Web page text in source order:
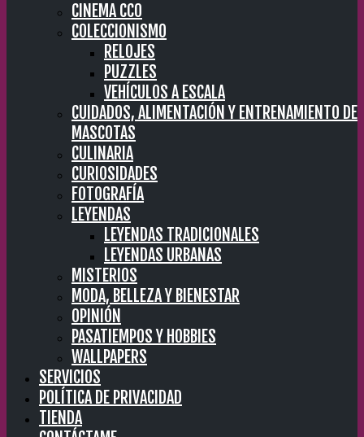
CINEMA CC0
COLECCIONISMO
RELOJES
PUZZLES
VEHÍCULOS A ESCALA
CUIDADOS, ALIMENTACIÓN Y ENTRENAMIENTO DE
MASCOTAS
CULINARIA
CURIOSIDADES
FOTOGRAFÍA
LEYENDAS
LEYENDAS TRADICIONALES
LEYENDAS URBANAS
MISTERIOS
MODA, BELLEZA Y BIENESTAR
OPINIÓN
PASATIEMPOS Y HOBBIES
WALLPAPERS
SERVICIOS
POLÍTICA DE PRIVACIDAD
TIENDA